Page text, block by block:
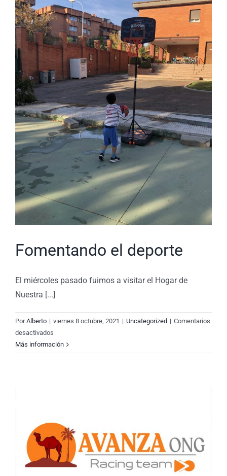
Fomentando el deporte
El miércoles pasado fuimos a visitar el Hogar de
Nuestra [...]
PorAlberto | viernes 8 octubre, 2021 | Uncategorized | Comentarios
desactivados
Fomentando
el
Más información